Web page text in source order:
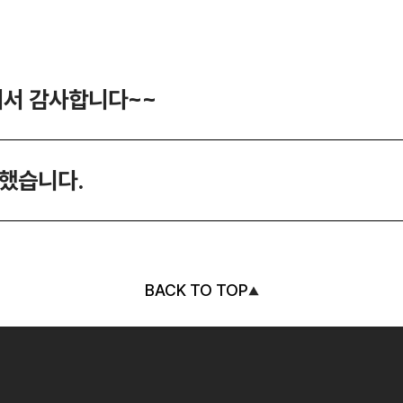
감사합니다~~
습니다.
BACK TO TOP